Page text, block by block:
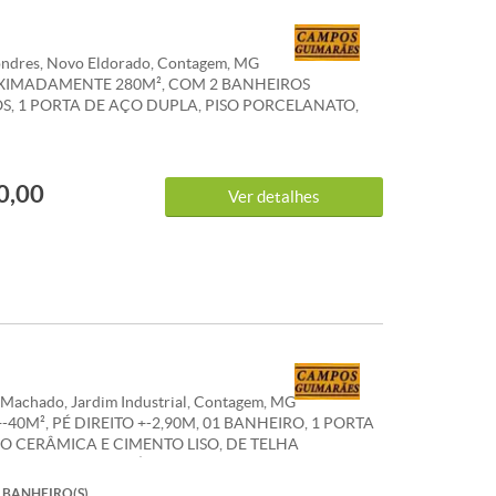
Novo Eldorado, Contagem, MG
280M², COM 2 BANHEIROS
1 PORTA DE AÇO DUPLA, PISO PORCELANATO,
SÃO REFERENCIAIS E PODEM SOFRER
Ver detalhes
Jardim Industrial, Contagem, MG
40M², PÉ DIREITO +-2,90M, 01 BANHEIRO, 1 PORTA
CERÂMICA E CIMENTO LISO, DE TELHA
VALORES ANUNCIADOS DE IPTU E